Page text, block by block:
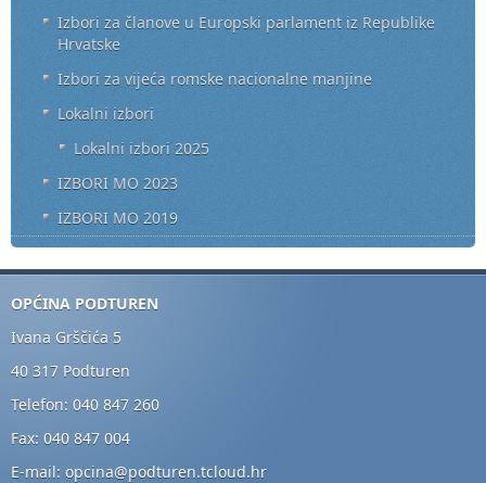
Izbori za članove u Europski parlament iz Republike
Hrvatske
Izbori za vijeća romske nacionalne manjine
Lokalni izbori
Lokalni izbori 2025
IZBORI MO 2023
IZBORI MO 2019
OPĆINA PODTUREN
Ivana Grščića 5
40 317 Podturen
Telefon: 040 847 260
Fax: 040 847 004
E-mail: opcina@podturen.tcloud.hr